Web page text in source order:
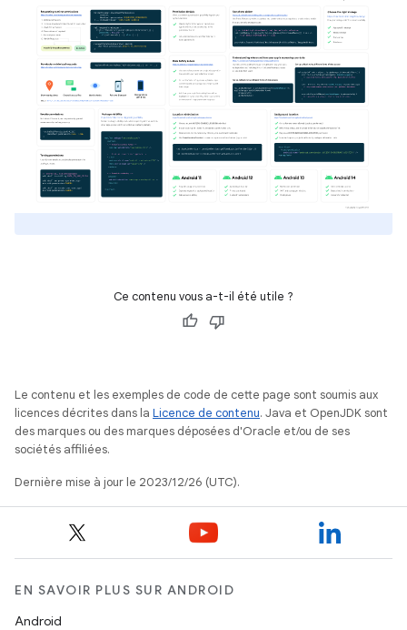
Ce contenu vous a-t-il été utile ?
Le contenu et les exemples de code de cette page sont soumis aux
licences décrites dans la Licence de contenu. Java et OpenJDK sont
des marques ou des marques déposées d'Oracle et/ou de ses
sociétés affiliées.
Dernière mise à jour le 2023/12/26 (UTC).
EN SAVOIR PLUS SUR ANDROID
Android